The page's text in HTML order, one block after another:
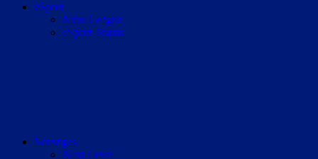
eSport
Nitro League
eSport Teams
Sonstiges
Next Level